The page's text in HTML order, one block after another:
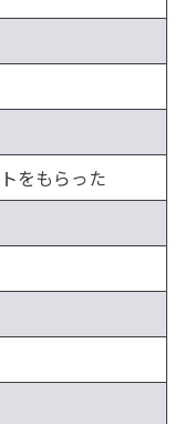
をもらった